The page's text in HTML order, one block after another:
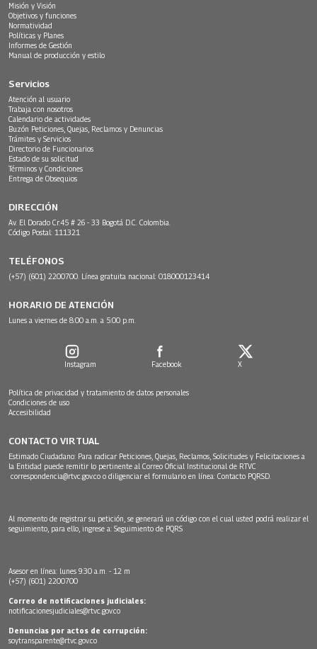
Misión y Visión
Objetivos y funciones
Normatividad
Políticas y Planes
Informes de Gestión
Manual de producción y estilo
Servicios
Atención al usuario
Trabaja con nosotros
Calendario de actividades
Buzón Peticiones, Quejas, Reclamos y Denuncias
Trámites y Servicios
Directorio de Funcionarios
Estado de su solicitud
Términos y Condiciones
Entrega de Obsequios
DIRECCIÓN
Av. El Dorado Cr.45 # 26 - 33 Bogotá D.C. Colombia.
Código Postal: 111321
TELÉFONOS
(+57) (601) 2200700. Línea gratuita nacional: 018000123414
HORARIO DE ATENCIÓN
Lunes a viernes de 8:00 a.m. a 5:00 p.m.
Instagram Facebook X
Política de privacidad y tratamiento de datos personales
Condiciones de uso
Accesibilidad
CONTACTO VIRTUAL
Estimado Ciudadano: Para radicar Peticiones, Quejas, Reclamos, Solicitudes y Felicitaciones a
la Entidad puede remitir lo pertinente al Correo Oficial Institucional de RTVC
correspondencia@rtvc.gov.co o diligenciar el formulario en línea: Contacto PQRSD.
Al momento de registrar su petición, se generará un código con el cual usted podrá realizar el
seguimiento, para ello, ingrese a: Seguimiento de PQRS
Asesor en línea: lunes 9:30 a.m. - 12 m
(+57) (601) 2200700
Correo de notificaciones judiciales:
notificacionesjudiciales@rtvc.gov.co
Denuncias por actos de corrupción:
soytransparente@rtvc.gov.co